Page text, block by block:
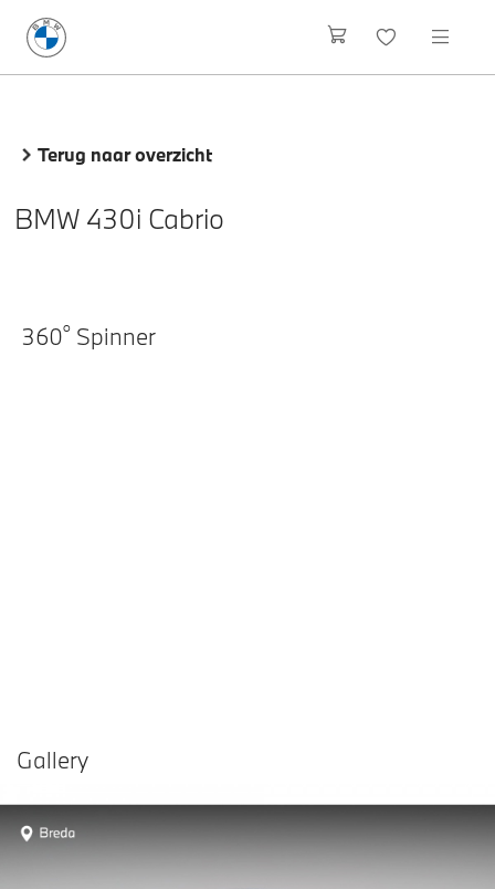
Terug naar overzicht
BMW 430i Cabrio
360o Spinner
Gallery